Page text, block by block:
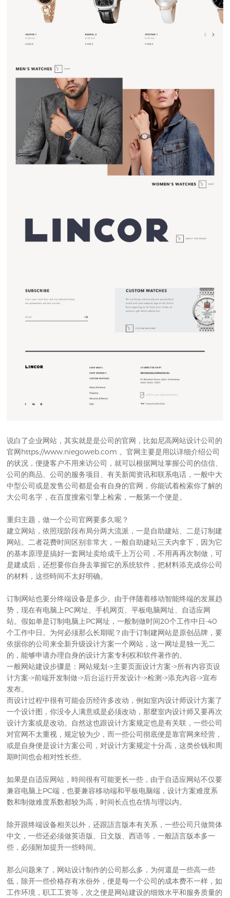
说白了企业网站 ，其实就是是公司的官网，比如尼高网站设计公司的
官网https://www.niegoweb.com 。官网主要是用以详细介绍公司
的状况，便捷客户不用来访公司，就可以根据网址掌握公司的信信、
公司的商品、公司的服务项目、有关新闻资讯和联系电话，一般中大
中型公司或是发售公司都是会有自身的官网，你能试着检索你了解的
大公司名字，在百度搜索引擎上检索，一般第一个便是。
重归主题，做一个公司官网要多久呢？
建立网站，依照现阶段布局分两大流派，一是自助建站、二是订制建
网站。二者花费时间区别非常大，一般自助建站三天内拿下，因为它
的基本原理是搞好一套网址卖给成千上万公司，不用再再次制做，可
是建成后，还想要你自身去掌握它的系统软件，把材料添充成你公司
的材料，这些時间不太好明确。
订制网站也要分终端设备是多少。由于伴随着移动智能终端的发展趋
势，现在有电脑上PC网址、手机网页、平板电脑网址、自适应网
站。假如单是订制电脑上PC网址，一般制做时间20个工作中日-40
个工作中日。为何必须那么长期呢？由于订制建网站是原创品牌，要
依据你的公司来全新升级设计方案一个网站，这一网址是独一无二
的，能够申请办理自身的设计方案专利权和软件著作的。
一般网站建设步骤是：网站规划->主要页面设计方案->所有内容页设
计方案->前端开发制做->后台运行开发设计->检测->添充內容->宣布
发布。
而设计过程中很有可能会历经许多改动，例如室内设计师设计方案了
一个设计图，你没令人满意或是必须改动，那麼室内设计师又要再次
设计方案或是改动。自然这也跟设计方案规定也是有关联，一些公司
对官网不太重视，规定较为少，而一些公司彻底便是靠官网来经营，
或是自身便是设计方案公司，对设计方案规定十分高，这类价钱和周
期时间也会相对性长些。
如果是自适应网站 ，時间很有可能更长一些，由于自适应网站不仅要
兼容电脑上PC端，也要兼容移动端和平板电脑端，设计方案难度系
数和制做难度系数都较为高，时间长点也在情与理以内。
除开跟终端设备相关以外，还跟語言版本有关系，一些公司只做简体
中文，一些还必须做英语版、日文版、西语等，一般語言版本多一
些，必须附加提升一些時间。
那么问题来了， 网站设计制作的公司那么多，为何還是一些高一些
低，除开一些价格存有水份外，便是每一个公司的成本费不一样，如
工作环境，职工工资等，次之便是网站建设的细致水平和服务质量的